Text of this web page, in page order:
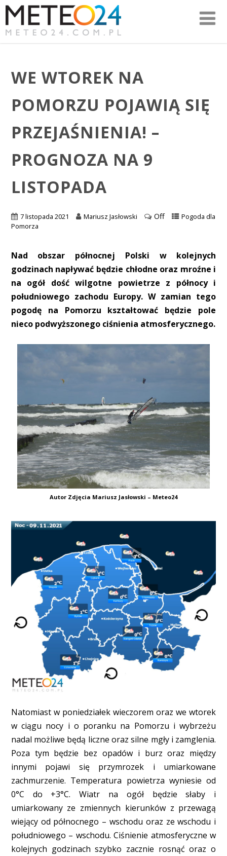
WE WTOREK NA
POMORZU POJAWIĄ SIĘ
PRZEJAŚNIENIA! –
PROGNOZA NA 9
LISTOPADA
7 listopada 2021 Mariusz Jasłowski Off
Pogoda dla
Pomorza
Nad obszar północnej Polski w kolejnych
godzinach napływać będzie chłodne oraz mroźne i
na ogół dość wilgotne powietrze z północy i
południowego zachodu Europy. W zamian tego
pogodę na Pomorzu kształtować będzie pole
nieco podwyższonego ciśnienia atmosferycznego.
Autor Zdjęcia Mariusz Jasłowski – Meteo24
Natomiast w poniedziałek wieczorem oraz we wtorek
w ciągu nocy i o poranku na Pomorzu i wybrzeżu
nadal możliwe będą liczne oraz silne mgły i zamglenia.
Poza tym będzie bez opadów i burz oraz między
innymi pojawi się przymrozek i umiarkowane
zachmurzenie. Temperatura powietrza wyniesie od
0°C do +3°C. Wiatr na ogół będzie słaby i
umiarkowany ze zmiennych kierunków z przewagą
wiejący od północnego – wschodu oraz ze wschodu i
południowego – wschodu. Ciśnienie atmosferyczne w
kolejnych godzinach szybko zacznie rosnąć oraz o